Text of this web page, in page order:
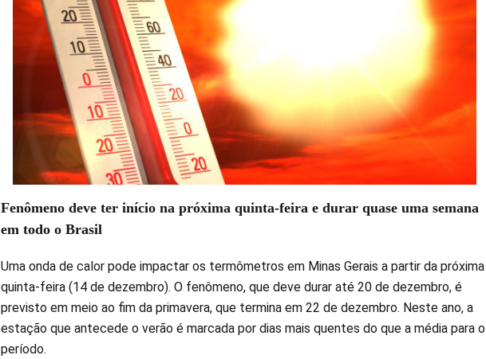
Fenômeno deve ter início na próxima quinta-feira e durar quase uma semana
em todo o Brasil
Uma onda de calor pode impactar os termômetros em Minas Gerais a partir da próxima
quinta-feira (14 de dezembro). O fenômeno, que deve durar até 20 de dezembro, é
previsto em meio ao fim da primavera, que termina em 22 de dezembro. Neste ano, a
estação que antecede o verão é marcada por dias mais quentes do que a média para o
período.